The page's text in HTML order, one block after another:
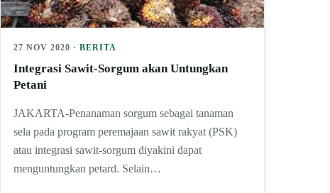
27 NOV 2020 · BERITA
Integrasi Sawit-Sorgum akan Untungkan
Petani
JAKARTA-Penanaman sorgum sebagai tanaman
sela pada program peremajaan sawit rakyat (PSK)
atau integrasi sawit-sorgum diyakini dapat
menguntungkan petard. Selain…